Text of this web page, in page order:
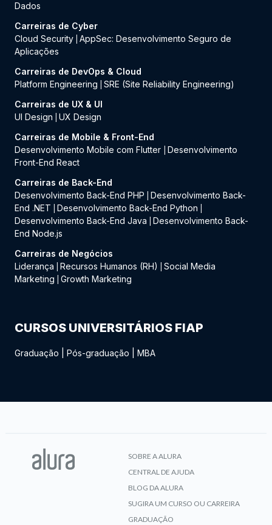
Dados
Carreiras de Cyber
Cloud Security AppSec: Desenvolvimento Seguro de
Aplicações
Carreiras de DevOps & Cloud
Platform Engineering
SRE (Site Reliability Engineering)
Carreiras de UX & UI
UI Design
UX Design
Carreiras de Mobile & Front-End
Desenvolvimento Mobile com Flutter
Desenvolvimento
Front-End React
Carreiras de Back-End
Desenvolvimento Back-End PHP
Desenvolvimento Back-
End .NET
Desenvolvimento Back-End Python
Desenvolvimento Back-End Java
Desenvolvimento Back-
End Node.js
Carreiras de Negócios
Liderança
Recursos Humanos (RH)
Social Media
Marketing
Growth Marketing
CURSOS UNIVERSITÁRIOS FIAP
Graduação Pós-graduação MBA
SOBRE A ALURA
CENTRAL DE AJUDA
BLOG DA ALURA
SUGIRA UM CURSO OU CARREIRA
GRADUAÇÃO